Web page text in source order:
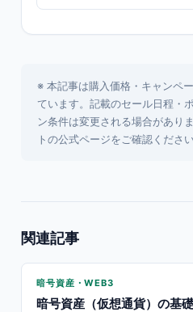
※ 本記事は購入価格・キャンペ
ています。記載のセール日程・
ン条件は変更される場合があり
トの公式ページをご確認ください
関連記事
暗号資産・WEB3
暗号資産（仮想通貨）の基